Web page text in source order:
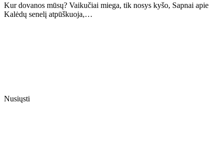
Kur dovanos mūsų? Vaikučiai miega, tik nosys kyšo, Sapnai apie
Kalėdų senelį atpūškuoja,…
Nusiųsti